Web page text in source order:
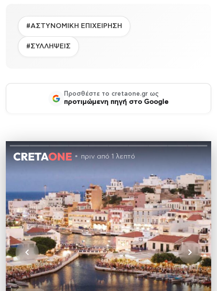
#ΑΣΤΥΝΟΜΙΚΗ ΕΠΙΧΕΙΡΗΣΗ
#ΣΥΛΛΗΨΕΙΣ
Προσθέστε το cretaone.gr ως
προτιμώμενη πηγή στο Google
πριν από 1 λεπτό